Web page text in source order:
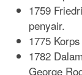
1759
penyair.
1775
1782
George